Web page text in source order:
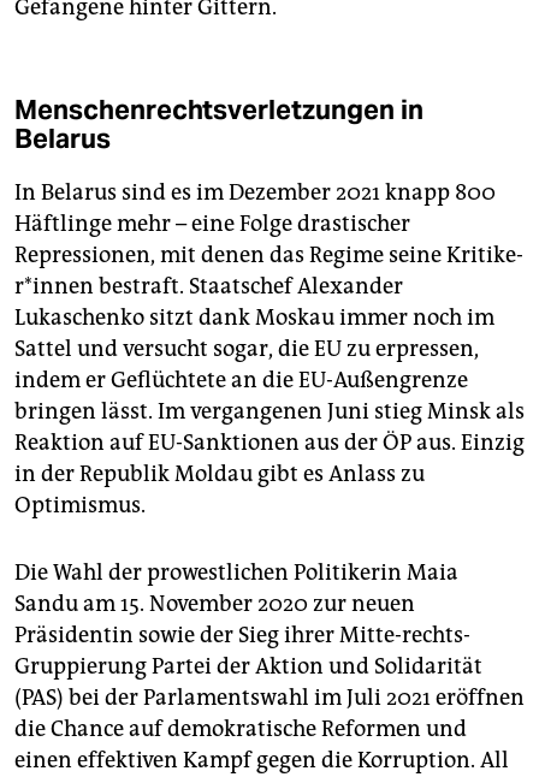
Gefangene hinter Gittern.
Menschenrechtsverletzungen in
Belarus
In Belarus sind es im Dezember 2021 knapp 800
Häftlinge mehr – eine Folge drastischer
Repressionen, mit denen das Regime seine Kri­ti­ke­
r*in­nen bestraft. Staatschef Alexander
Lukaschenko sitzt dank Moskau immer noch im
Sattel und versucht sogar, die EU zu erpressen,
indem er Geflüchtete an die EU-Außengrenze
bringen lässt. Im vergangenen Juni stieg Minsk als
Reaktion auf EU-Sanktionen aus der ÖP aus. Einzig
in der Republik Moldau gibt es Anlass zu
Optimismus.
Die Wahl der prowestlichen Politikerin Maia
Sandu am 15. November 2020 zur neuen
Präsidentin sowie der Sieg ihrer Mitte-rechts-
Gruppierung Partei der Aktion und Solidarität
(PAS) bei der Parlamentswahl im Juli 2021 eröffnen
die Chance auf demokratische Reformen und
einen effektiven Kampf gegen die Korruption. All